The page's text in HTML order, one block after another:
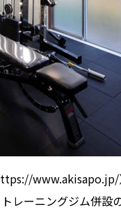
レーニングジム併設